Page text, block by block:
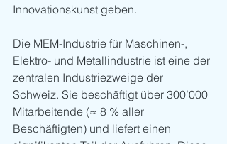
Innovationskunst geben.
Die MEM-Industrie für Maschinen-,
Elektro- und Metallindustrie ist eine der
zentralen Industriezweige der
Schweiz. Sie beschäftigt über 300’000
Mitarbeitende (≈ 8 % aller
Beschäftigten) und liefert einen